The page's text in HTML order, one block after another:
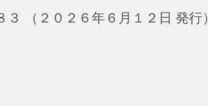
（２０２６年６月１２日 発行）